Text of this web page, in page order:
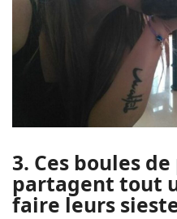
3. Ces boules
partagent tout
faire leurs